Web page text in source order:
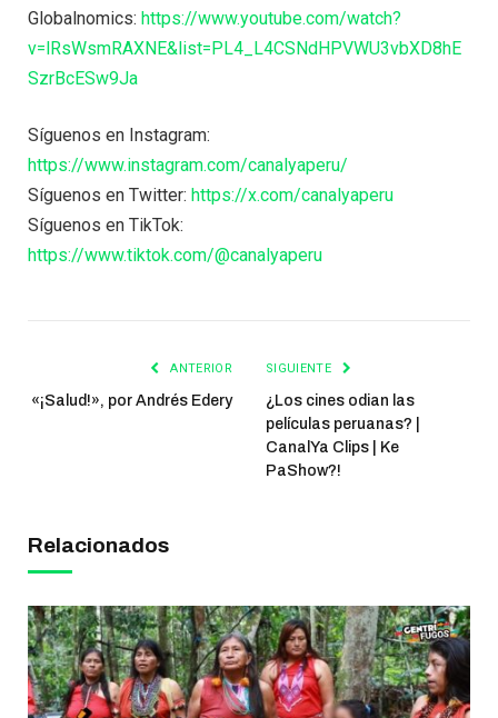
Globalnomics: https://www.youtube.com/watch?
v=lRsWsmRAXNE&list=PL4_L4CSNdHPVWU3vbXD8hE
SzrBcESw9Ja
Síguenos en Instagram:
https://www.instagram.com/canalyaperu/
Síguenos en Twitter: https://x.com/canalyaperu
Síguenos en TikTok:
https://www.tiktok.com/@canalyaperu
ANTERIOR
«¡Salud!», por Andrés Edery
SIGUIENTE
¿Los cines odian las
películas peruanas? |
CanalYa Clips | Ke
PaShow?!
Relacionados